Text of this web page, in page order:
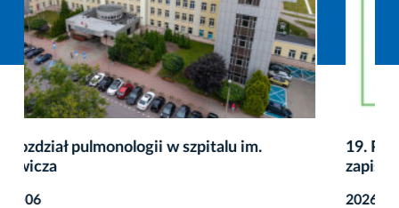
19. PGE Bieg Trzech Kopców: wystartowały
zapisy
2026-08-06